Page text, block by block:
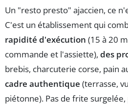
Un "resto presto" ajaccien, ce
C'est un établissement qui
rapidité d'exécution (15 à 20
commande et l'assiette), des
brebis, charcuterie corse, pain
cadre authentique (terrasse,
piétonne). Pas de frite surgelée,